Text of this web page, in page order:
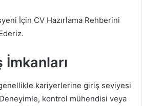
İçin CV Hazırlama Rehberini
İmkanları
kariyerlerine giriş seviyesi
kontrol mühendisi veya